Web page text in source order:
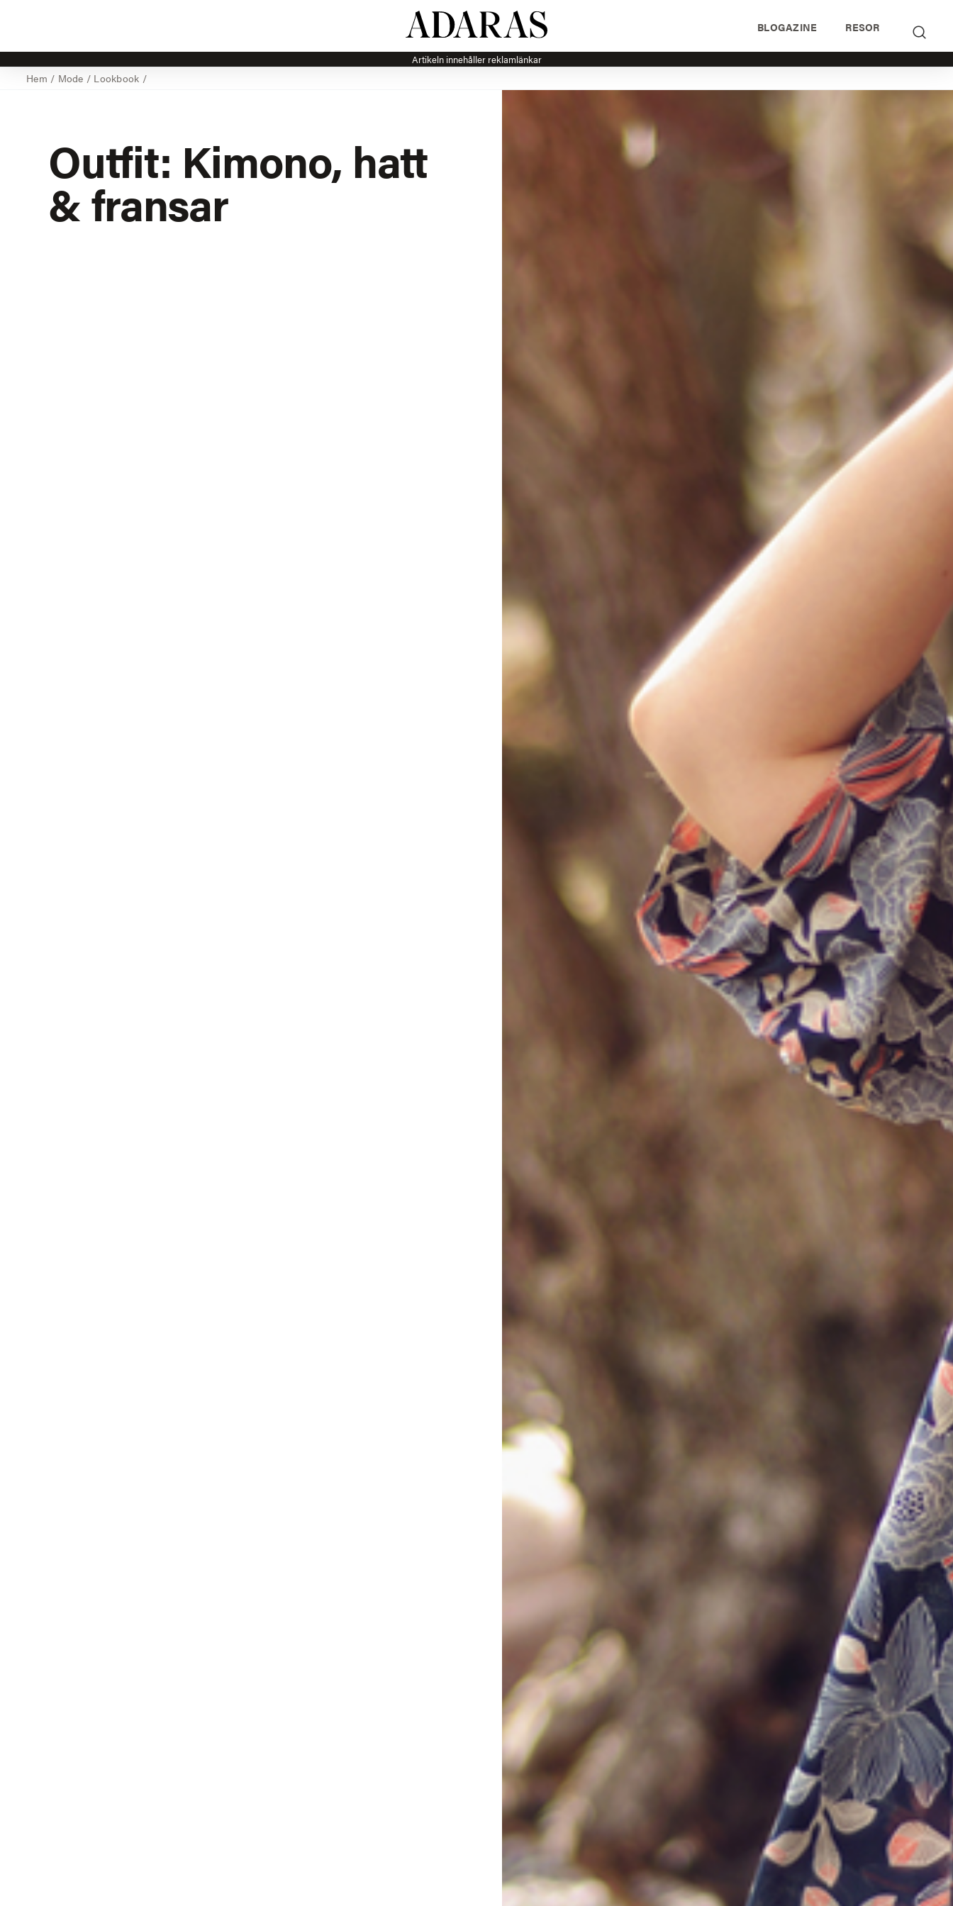
BLOGAZINE RESOR
Artikeln innehåller reklamlänkar
Hem / Mode / Lookbook /
Outfit: Kimono, hatt
& fransar